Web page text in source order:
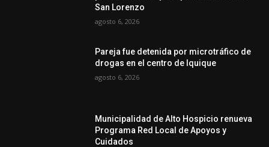
San Lorenzo
agosto 6, 2026
Pareja fue detenida por microtráfico de
drogas en el centro de Iquique
agosto 6, 2026
Municipalidad de Alto Hospicio renueva
Programa Red Local de Apoyos y
Cuidados